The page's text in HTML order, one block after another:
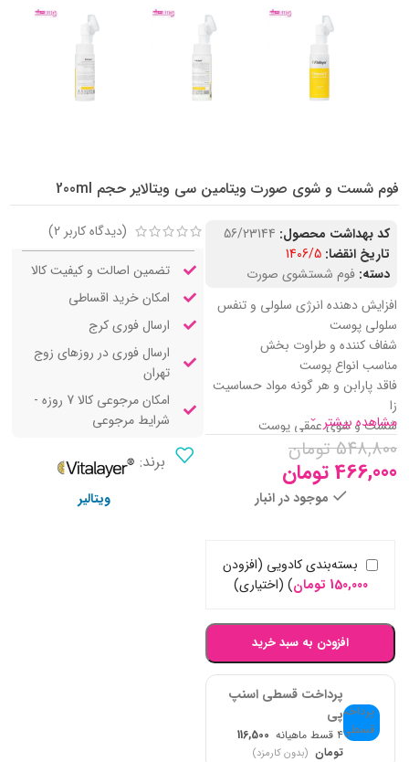
فوم شست و شوی صورت ویتامین سی ویتالایر حجم 200ml
کد بهداشت محصول: 56/23144
تاریخ انقضا: 1406/5
دسته: فوم شستشوی صورت
افزایش دهنده انرژی سلولی و تنفس
سلولی پوست
شفاف کننده و طراوت بخش
مناسب انواع پوست
فاقد پارابن و هر گونه مواد حساسیت
زا
شست و شوی عمقی پوست
کمک به کاهش چین و چروک
رطوبت رسان و آبرسان پوست
مشاهده بیشتر
548,800 تومان
466,000 تومان
موجود در انبار
بسته‌بندی کادویی (افزودن
150,000 تومان) (اختیاری)
افزودن به سبد خرید
پرداخت قسطی اسنپ
پی
۴ قسط ماهیانه
116,500
تومان (بدون کارمزد)
(دیدگاه کاربر 2
)
تضمین اصالت و کیفیت کالا
امکان خرید اقساطی
ارسال فوری کرج
ارسال فوری در روزهای زوج
تهران
امکان مرجوعی کالا 7 روزه -
شرایط مرجوعی
برند:
ویتالیر